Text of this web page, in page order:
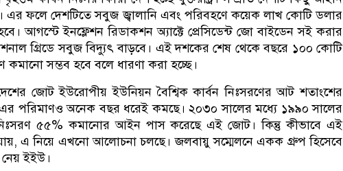
এর ফলে দেশটিতে সবুজ জ্বালানি এবং পরিবহণে কয়েক লাখ কোটি ডলার
আগস্টে ইনফ্লেশন রিডাকশন অ্যাক্টে প্রেসিডেন্ট জো বাইডেন সই করার
গ্রিডে সবুজ বিদ্যুৎ বাড়বে। এই দশকের শেষ থেকে বছরে ১০০ কোটি
কমানো সম্ভব হবে বলে ধারণা করা হচ্ছে।
জোট ইউরোপীয় ইউনিয়ন বৈশ্বিক কার্বন নিঃসরণের আট শতাংশের
এর পরিমাণও অনেক বছর ধরেই কমছে। ২০৩০ সালের মধ্যে ১৯৯০ সালের
৫৫% কমানোর আইন পাস করেছে এই জোট। কিন্তু কীভাবে এই
এ নিয়ে এখনো আলোচনা চলছে। জলবায়ু সম্মেলনে একক গ্রুপ হিসেবে
ইইউ।